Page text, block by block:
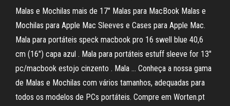
Malas e Mochilas mais de 17" Malas para MacBook Malas e
Mochilas para Apple Mac Sleeves e Cases para Apple Mac.
Mala para portáteis speck macbook pro 16 swell blue 40,6
cm (16") capa azul . Mala para portáteis estuff sleeve for 13"
pc/macbook estojo cinzento . Mala … Conheça a nossa gama
de Malas e Mochilas com vários tamanhos, adequadas para
todos os modelos de PCs portáteis. Compre em Worten.pt